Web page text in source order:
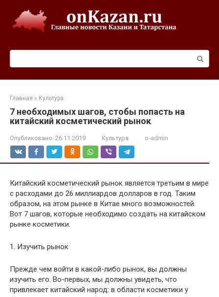
контенту
Главная » Культура
7 необходимых шагов, стобы попасть на
китайский косметический рынок
Опубликовано: 26.11.2019 Культура o-admin
Китайский косметический рынок является третьим в мире
с расходами до 26 миллиардов долларов в год. Таким
образом, на этом рынке в Китае много возможностей.
Вот 7 шагов, которые необходимо создать на китайском
рынке косметики.
1. Изучить рынок
Прежде чем войти в какой-либо рынок, вы должны
изучить его. Во-первых, мы должны увидеть, что
привлекает китайский народ: в области косметики у